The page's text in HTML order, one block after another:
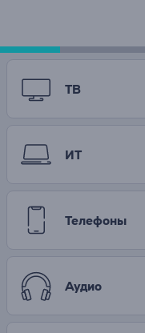
ТВ
ИТ
Телефоны
Аудио